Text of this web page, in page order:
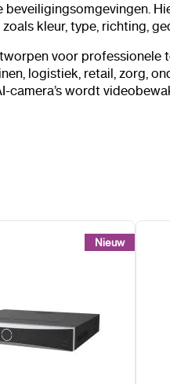
beveiligingsomgevingen.
kleur, type, richting,
voor professionele
logistiek, retail, zorg,
camera’s wordt
Nieuw
Nieuw